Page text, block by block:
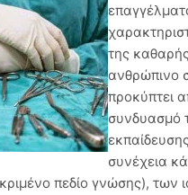
της
ανθρώπινο
προκύπτει
συνδυασμό
συνέχεια
πεδίο γνώσης), των